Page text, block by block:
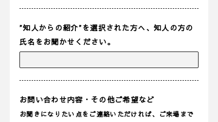
”知人からの紹介”を選択された方へ、知人の方の
氏名をお聞かせください。
お問い合わせ内容・その他ご希望など
お聞きになりたい点をご連絡いただければ、ご来場まで